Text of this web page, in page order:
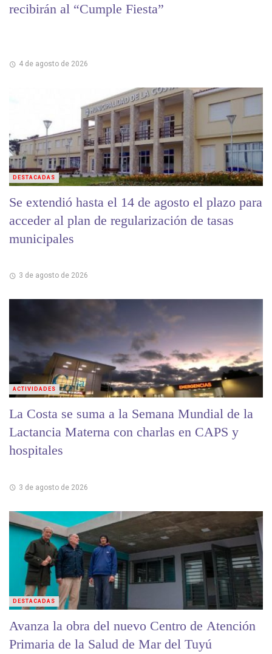
recibirán al “Cumple Fiesta”
4 de agosto de 2026
Se extendió hasta el 14 de agosto el plazo para
acceder al plan de regularización de tasas
municipales
3 de agosto de 2026
DESTACADAS
La Costa se suma a la Semana Mundial de la
Lactancia Materna con charlas en CAPS y
hospitales
3 de agosto de 2026
ACTIVIDADES
Avanza la obra del nuevo Centro de Atención
Primaria de la Salud de Mar del Tuyú
DESTACADAS